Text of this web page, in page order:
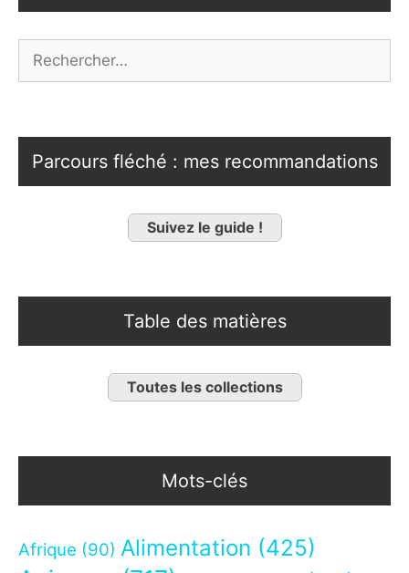
Parcours fléché : mes recommandations
Suivez le guide !
Table des matières
Toutes les collections
Mots-clés
Afrique (90) Alimentation (425)